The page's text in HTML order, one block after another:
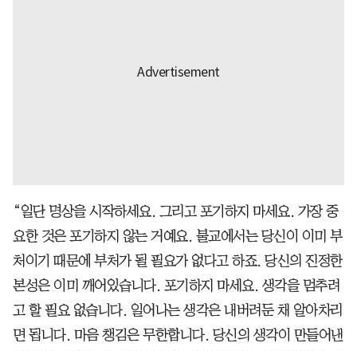
“일단 명상을 시작하세요. 그리고 포기하지 마세요. 가장 중
요한 것은 포기하지 않는 거예요. 불교에서는 당신이 이미 부
처이기 때문에 부처가 될 필요가 없다고 하죠. 당신의 진정한
본성은 이미 깨어있습니다. 포기하지 마세요. 생각을 멈추려
고 할 필요 없습니다. 일어나는 생각은 내버려둔 채 알아차리
면 됩니다. 마음 챙김은 무한합니다. 당신의 생각이 만들어낸